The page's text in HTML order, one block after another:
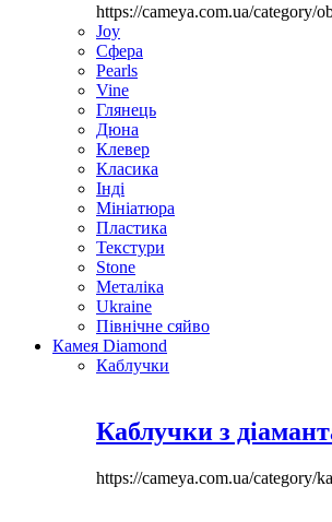
https://cameya.com.ua/category/
Joy
Сфера
Pearls
Vine
Глянець
Дюна
Клевер
Класика
Інді
Мініатюра
Пластика
Текстури
Stone
Металіка
Ukraine
Північне сяйво
Камея Diamond
Каблучки
Каблучки з
https://cameya.com.ua/category/